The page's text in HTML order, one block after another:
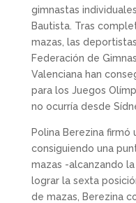
gimnastas
Bautista. Tras
mazas, las
Federación de
Valenciana han
para los Juegos
no ocurría desde
Polina Berezina
consiguiendo una
mazas -alcanzando
lograr la sexta
de mazas, Berezina